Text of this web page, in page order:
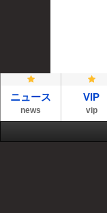
ニュース
news
VIP
vip